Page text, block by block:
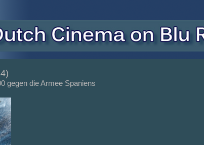
gegen die Armee Spaniens